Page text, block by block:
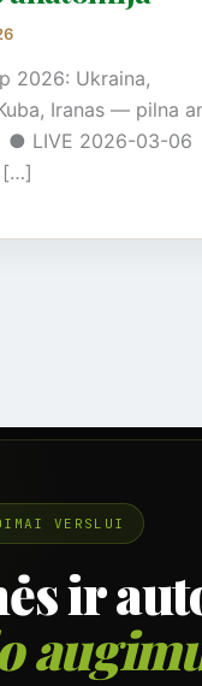
2026: Ukraina,
Iranas — pilna
● LIVE 2026-03-06
[…]
VERSLUI
ir